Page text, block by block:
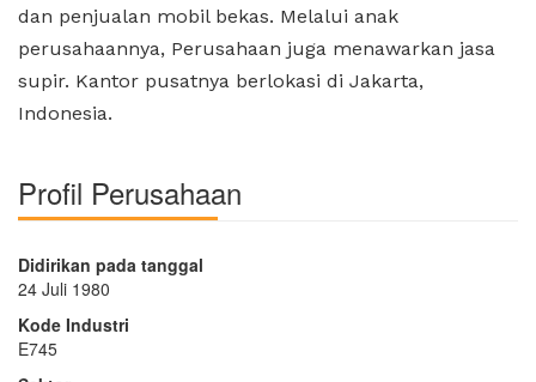
dan penjualan mobil bekas. Melalui anak
perusahaannya, Perusahaan juga menawarkan jasa
supir. Kantor pusatnya berlokasi di Jakarta,
Indonesia.
Profil Perusahaan
Didirikan pada tanggal
24 Juli 1980
Kode Industri
E745